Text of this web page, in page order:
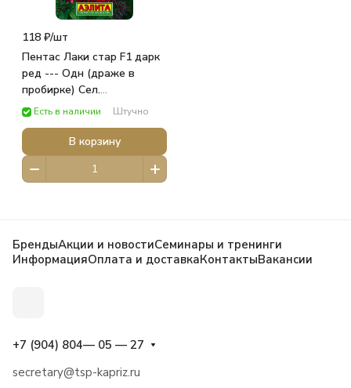
118 ₽/шт
Пентас Лаки стар F1 дарк
ред --- Одн (драже в
пробирке) Сел.
PanAmerican Seed 3шт Ц/П
Есть в наличии Штучно
В корзину
БрендыАкции и новостиСеминары и тренинги
ИнформацияОплата и доставкаКонтактыВакансии
+7 (904) 804— 05 — 27
secretary@tsp-kapriz.ru